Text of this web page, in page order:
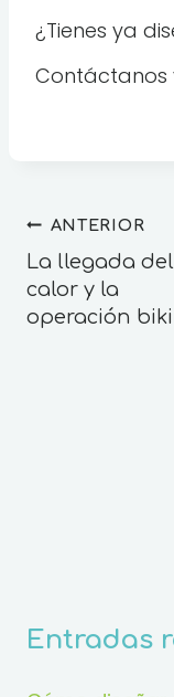
¿Tienes ya
Contáctanos
ANTERIOR
La llegada del
calor y la
operación
Entradas